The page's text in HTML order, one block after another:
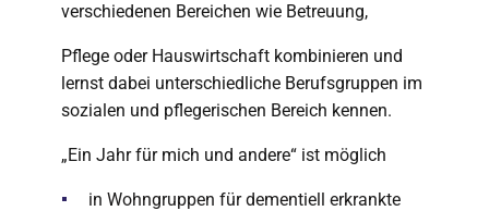
verschiedenen Bereichen wie Betreuung,
Pflege oder Hauswirtschaft kombinieren und
lernst dabei unterschiedliche Berufsgruppen im
sozialen und pflegerischen Bereich kennen.
„Ein Jahr für mich und andere“ ist möglich
in Wohngruppen für dementiell erkrankte